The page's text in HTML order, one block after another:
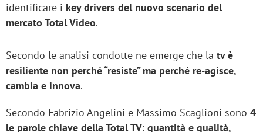
identificare i key drivers del nuovo scenario del
mercato Total Video.
Secondo le analisi condotte ne emerge che la tv è
resiliente non perché “resiste” ma perché re-agisce,
cambia e innova.
Secondo Fabrizio Angelini e Massimo Scaglioni sono 4
le parole chiave della Total TV: quantità e qualità,